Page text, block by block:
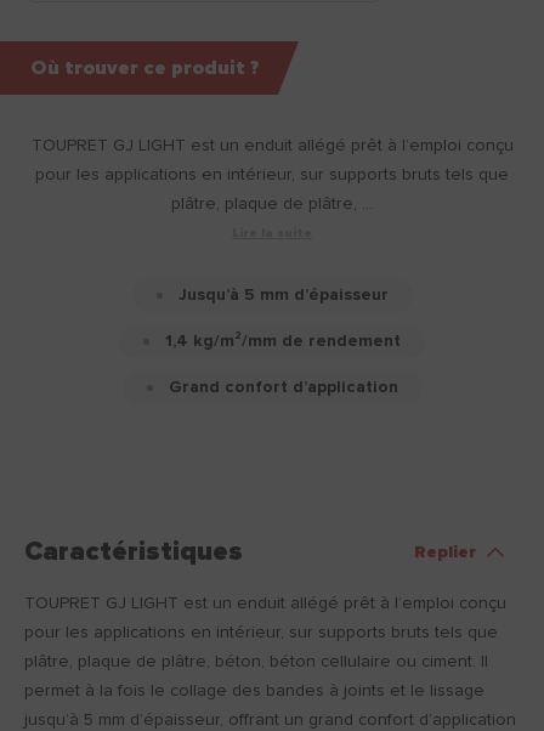
TOUPRET GJ LIGHT est un enduit allégé prêt à l’emploi conçu
pour les applications en intérieur, sur supports bruts tels que
plâtre, plaque de plâtre, ...
Jusqu’à 5 mm d’épaisseur
1,4 kg/m²/mm de rendement
Grand confort d’application
Où trouver ce produit ?
Caractéristiques Replier
TOUPRET GJ LIGHT est un enduit allégé prêt à l’emploi conçu
pour les applications en intérieur, sur supports bruts tels que
plâtre, plaque de plâtre, béton, béton cellulaire ou ciment. Il
permet à la fois le collage des bandes à joints et le lissage
jusqu’à 5 mm d’épaisseur, offrant un grand confort d’application